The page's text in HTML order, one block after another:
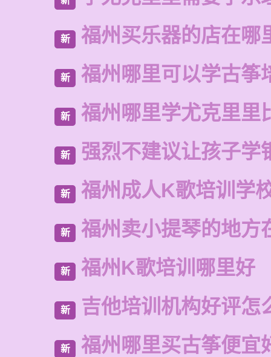
新 福州买乐器的店在哪
新 福州哪里可以学古筝
新 福州哪里学尤克里里
新 强烈不建议让孩子学
新 福州成人K歌培训学
新 福州卖小提琴的地方
新 福州K歌培训哪里好
新 吉他培训机构好评怎
新 福州哪里买古筝便宜